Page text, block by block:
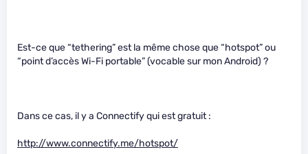
Est-ce que “tethering” est la même chose que “hotspot” ou
“point d’accès Wi-Fi portable” (vocable sur mon Android) ?
Dans ce cas, il y a Connectify qui est gratuit :
http://www.connectify.me/hotspot/